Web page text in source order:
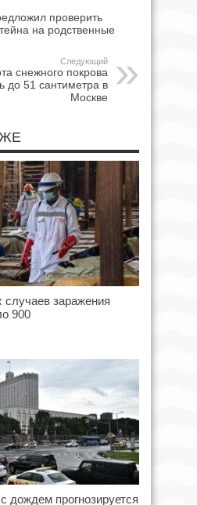
проверить
на родственные
Следующий
снежного покрова
до 51 сантиметра в
Москве
заражения
900
дождем прогнозируется